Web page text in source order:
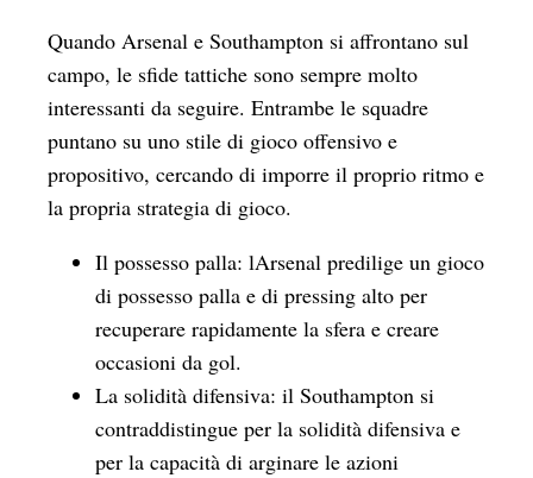
Quando Arsenal e Southampton si affrontano sul
campo, le sfide tattiche sono sempre molto
interessanti da seguire. Entrambe le squadre
puntano su uno stile di gioco offensivo e
propositivo, cercando di imporre il proprio ritmo e
la propria strategia di gioco.
Il possesso palla: lArsenal predilige un gioco
di possesso palla e di pressing alto per
recuperare rapidamente la sfera e creare
occasioni da gol.
La solidità difensiva: il Southampton si
contraddistingue per la solidità difensiva e
per la capacità di arginare le azioni